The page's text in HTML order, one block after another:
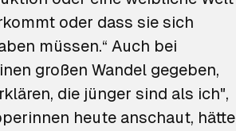
oder dass sie sich
müssen.“ Auch bei
großen Wandel gegeben,
die jünger sind als ich",
heute anschaut, hätte